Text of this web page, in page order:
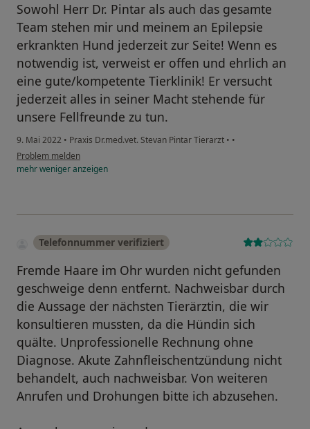
Sowohl Herr Dr. Pintar als auch das gesamte
Team stehen mir und meinem an Epilepsie
erkrankten Hund jederzeit zur Seite! Wenn es
notwendig ist, verweist er offen und ehrlich an
eine gute/kompetente Tierklinik! Er versucht
jederzeit alles in seiner Macht stehende für
unsere Fellfreunde zu tun.
9. Mai 2022 • Praxis Dr.med.vet. Stevan Pintar Tierarzt • •
Problem melden
mehrwenigeranzeigen
Telefonnummer verifiziert
Fremde Haare im Ohr wurden nicht gefunden
geschweige denn entfernt. Nachweisbar durch
die Aussage der nächsten Tierärztin, die wir
konsultieren mussten, da die Hündin sich
quälte. Unprofessionelle Rechnung ohne
Diagnose. Akute Zahnfleischentzündung nicht
behandelt, auch nachweisbar. Von weiteren
Anrufen und Drohungen bitte ich abzusehen.